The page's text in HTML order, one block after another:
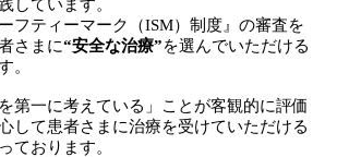
しています。
フティーマーク（ISM）制度』の審査を
さまに“安全な治療”を選んでいただける
。
第一に考えている」ことが客観的に評価
して患者さまに治療を受けていただける
ております。